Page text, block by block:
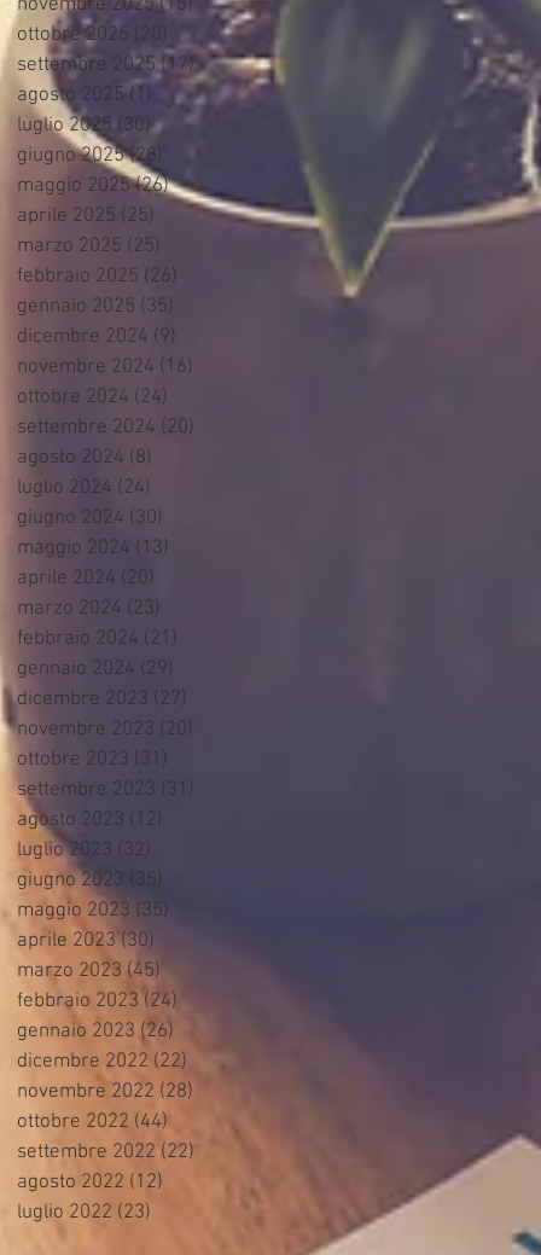
ottobre 2025 (20) 20 post
settembre 2025 (17)17 post
agosto 2025 (1) 1 post
luglio 2025 (30)30 post
giugno 2025 (28)
maggio 2025 (26)26 post
aprile 2025 (25) 25 post
marzo 2025 (25)
febbraio 2025 (26)
gennaio 2025 (35)
dicembre 2024 (9)
novembre 2024 (16)
ottobre 2024 (24)
settembre 2024 (20)
agosto 2024 (8)
luglio 2024 (24)
giugno 2024 (30)
maggio 2024 (13)
aprile 2024 (20)
marzo 2024 (23)
febbraio 2024 (21)
gennaio 2024 (29)
dicembre 2023 (27)
novembre 2023 (20)
ottobre 2023 (31)
settembre 2023 (31)
agosto 2023 (12)
luglio 2023 (32)
giugno 2023 (35)
maggio 2023 (35)
aprile 2023 (30)
marzo 2023 (45)45 post
febbraio 2023 (24) 24 post
gennaio 2023 (26)
dicembre 2022 (22) 22 post
novembre 2022 (28)
ottobre 2022 (44)
settembre 2022 (22)
agosto 2022 (12)
luglio 2022 (23)